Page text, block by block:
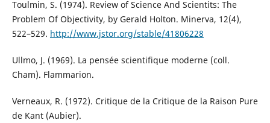
Toulmin, S. (1974). Review of Science And Scientits: The
Problem Of Objectivity, by Gerald Holton. Minerva, 12(4),
522–529. http://www.jstor.org/stable/41806228
Ullmo, J. (1969). La pensée scientifique moderne (coll.
Cham). Flammarion.
Verneaux, R. (1972). Critique de la Critique de la Raison Pure
de Kant (Aubier).